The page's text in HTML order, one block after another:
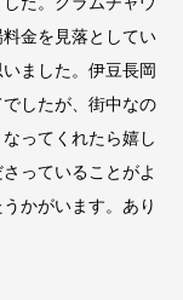
金を見落としてい
ました。伊豆長岡
したが、街中なの
ってくれたら嬉し
っていることがよ
かがいます。あり